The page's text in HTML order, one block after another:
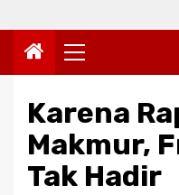
Primary
Menu
Karena
Makmur,
Tak Hadir